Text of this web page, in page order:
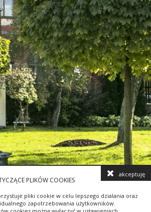
PLIKÓW COOKIES
pliki cookie w celu lepszego dzialania oraz
zapotrzebowania użytkowników.
akceptuję